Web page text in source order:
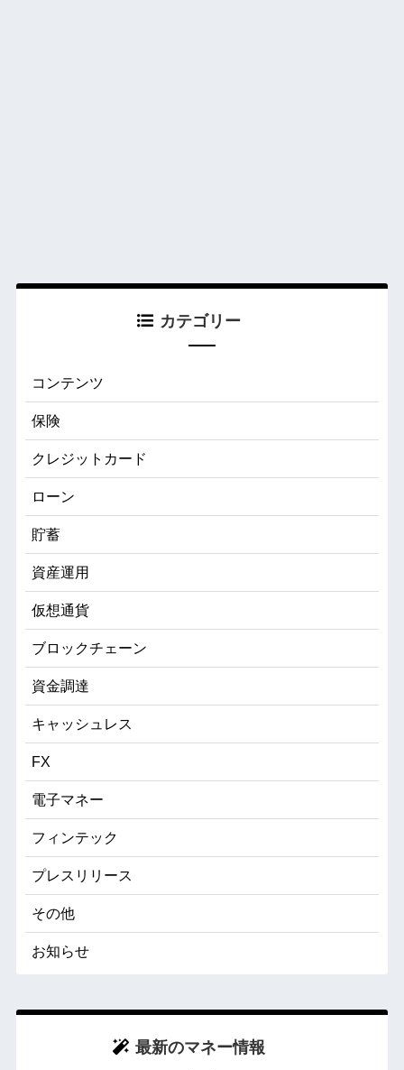
カテゴリー
コンテンツ
保険
クレジットカード
ローン
貯蓄
資産運用
仮想通貨
ブロックチェーン
資金調達
キャッシュレス
FX
電子マネー
フィンテック
プレスリリース
その他
お知らせ
最新のマネー情報